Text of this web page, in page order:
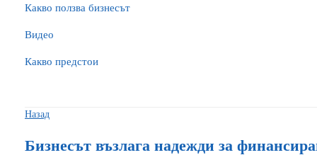
Какво ползва бизнесът
Видео
Какво предстои
Назад
Бизнесът възлага надежди за